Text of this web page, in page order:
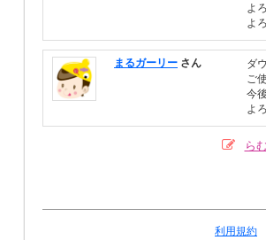
よ
よ
まるガーリー さん
ダ
ご
今
よ
ら
利用規約